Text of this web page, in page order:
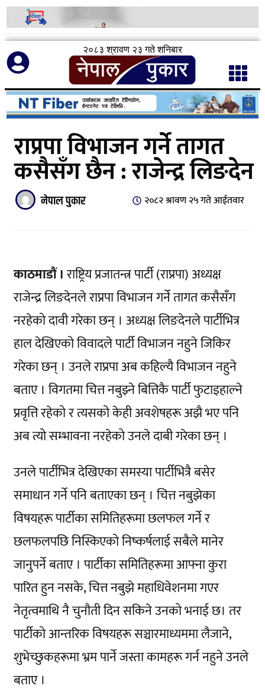
२०८३ श्रावण २३ गते शनिबार
राप्रपा विभाजन गर्ने तागत
कसैसँग छैन : राजेन्द्र लिङदेन
नेपाल पुकार २०८२ श्रावण २५ गते आईतवार
काठमाडौं ।राष्ट्रिय प्रजातन्त्र पार्टी (राप्रपा) अध्यक्ष
राजेन्द्र लिङदेनले राप्रपा विभाजन गर्ने तागत कसैसँग
नरहेको दावी गरेका छन् । अध्यक्ष लिङदेनले पार्टीभित्र
हाल देखिएको विवादले पार्टी विभाजन नहुने जिकिर
गरेका छन् । उनले राप्रपा अब कहिल्यै विभाजन नहुने
बताए । विगतमा चित्त नबुझ्ने बित्तिकै पार्टी फुटाइहाल्ने
प्रवृत्ति रहेको र त्यसको केही अवशेषहरू अझै भए पनि
अब त्यो सम्भावना नरहेको उनले दाबी गरेका छन् ।
उनले पार्टीभित्र देखिएका समस्या पार्टीभित्रै बसेर
समाधान गर्ने पनि बताएका छन् । चित्त नबुझेका
विषयहरू पार्टीका समितिहरूमा छलफल गर्ने र
छलफलपछि निस्किएको निष्कर्षलाई सबैले मानेर
जानुपर्ने बताए । पार्टीका समितिहरूमा आफ्ना कुरा
पारित हुन नसके, चित्त नबुझे महाधिवेशनमा गएर
नेतृत्वमाथि नै चुनौती दिन सकिने उनको भनाई छ। तर
पार्टीको आन्तरिक विषयहरू सञ्चारमाध्यममा लैजाने,
शुभेच्छुकहरूमा भ्रम पार्ने जस्ता कामहरू गर्न नहुने उनले
बताए ।